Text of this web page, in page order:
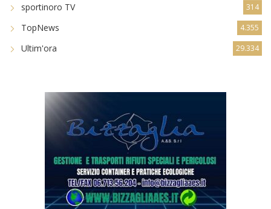
sportinoro TV 314
TopNews 4.355
Ultim'ora 29.334